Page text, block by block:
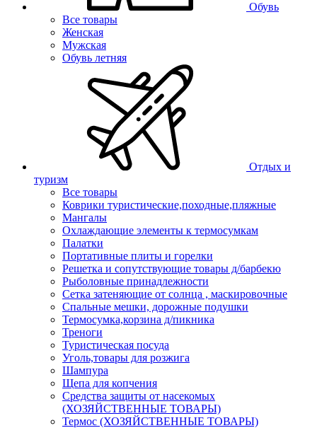
Обувь
Все товары
Женская
Мужская
Обувь летняя
Отдых и
туризм
Все товары
Коврики туристические,походные,пляжные
Мангалы
Охлаждающие элементы к термосумкам
Палатки
Портативные плиты и горелки
Решетка и сопутствующие товары д/барбекю
Рыболовные принадлежности
Сетка затеняющие от солнца , маскировочные
Спальные мешки, дорожные подушки
Термосумка,корзина д/пикника
Треноги
Туристическая посуда
Уголь,товары для розжига
Шампура
Щепа для копчения
Средства защиты от насекомых
(ХОЗЯЙСТВЕННЫЕ ТОВАРЫ)
Термос (ХОЗЯЙСТВЕННЫЕ ТОВАРЫ)